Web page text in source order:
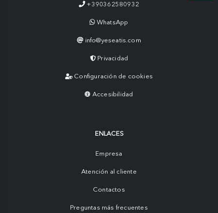
+390362580932
WhatsApp
info@yeseatis.com
Privacidad
Configuración de cookies
Accesibilidad
ENLACES
Empresa
Atención al cliente
Contactos
Preguntas más frecuentes